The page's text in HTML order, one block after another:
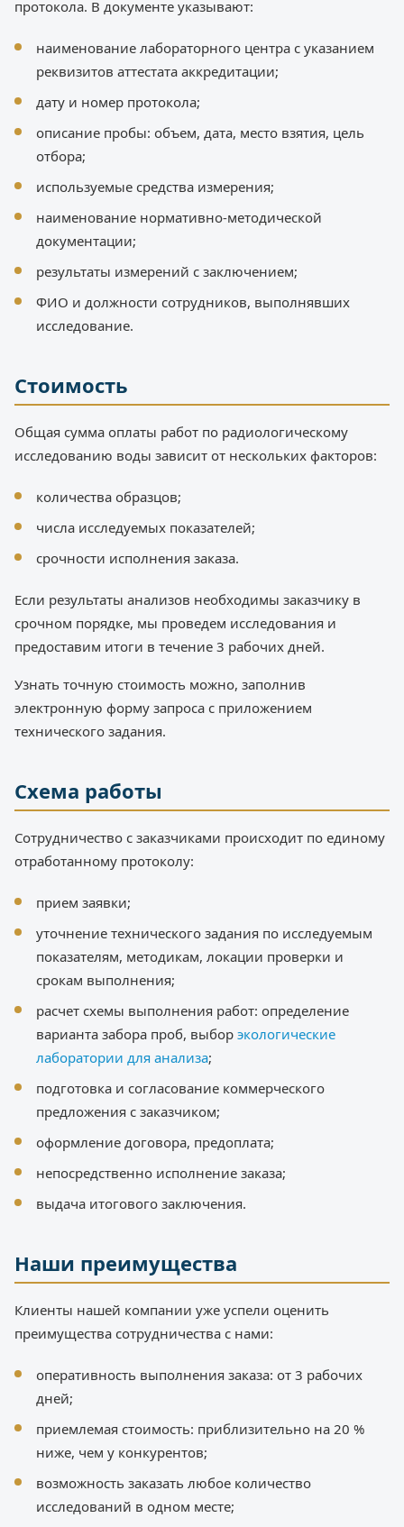
протокола. В документе указывают:
наименование лабораторного центра с указанием
реквизитов аттестата аккредитации;
дату и номер протокола;
описание пробы: объем, дата, место взятия, цель
отбора;
используемые средства измерения;
наименование нормативно-методической
документации;
результаты измерений с заключением;
ФИО и должности сотрудников, выполнявших
исследование.
Стоимость
Общая сумма оплаты работ по радиологическому
исследованию воды зависит от нескольких факторов:
количества образцов;
числа исследуемых показателей;
срочности исполнения заказа.
Если результаты анализов необходимы заказчику в
срочном порядке, мы проведем исследования и
предоставим итоги в течение 3 рабочих дней.
Узнать точную стоимость можно, заполнив
электронную форму запроса с приложением
технического задания.
Схема работы
Сотрудничество с заказчиками происходит по единому
отработанному протоколу:
прием заявки;
уточнение технического задания по исследуемым
показателям, методикам, локации проверки и
срокам выполнения;
расчет схемы выполнения работ: определение
варианта забора проб, выбор экологические
лаборатории для анализа;
подготовка и согласование коммерческого
предложения с заказчиком;
оформление договора, предоплата;
непосредственно исполнение заказа;
выдача итогового заключения.
Наши преимущества
Клиенты нашей компании уже успели оценить
преимущества сотрудничества с нами:
оперативность выполнения заказа: от 3 рабочих
дней;
приемлемая стоимость: приблизительно на 20 %
ниже, чем у конкурентов;
возможность заказать любое количество
исследований в одном месте;